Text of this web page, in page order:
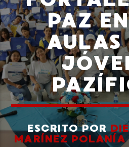
CANCIÓN ACTUAL
TÍTULO
ARTISTA
PAZ
AULAS
ESCRITO POR
MARÍNEZ POLANÍA